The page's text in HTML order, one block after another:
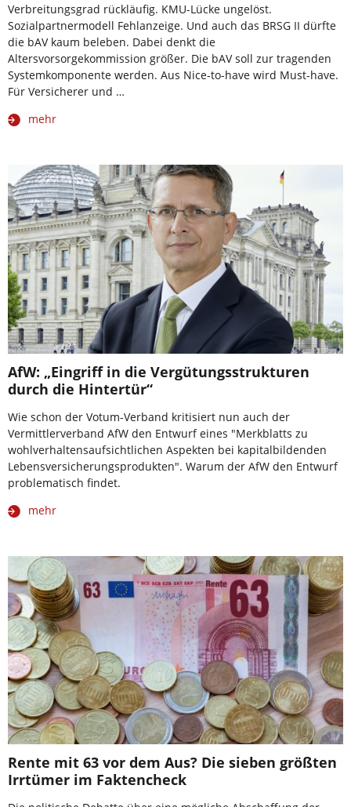
Verbreitungsgrad rückläufig. KMU-Lücke ungelöst.
Sozialpartnermodell Fehlanzeige. Und auch das BRSG II dürfte
die bAV kaum beleben. Dabei denkt die
Altersvorsorgekommission größer. Die bAV soll zur tragenden
Systemkomponente werden. Aus Nice-to-have wird Must-have.
Für Versicherer und …
mehr
AfW: „Eingriff in die Vergütungsstrukturen
durch die Hintertür“
Wie schon der Votum-Verband kritisiert nun auch der
Vermittlerverband AfW den Entwurf eines "Merkblatts zu
wohlverhaltensaufsichtlichen Aspekten bei kapitalbildenden
Lebensversicherungsprodukten". Warum der AfW den Entwurf
problematisch findet.
mehr
Rente mit 63 vor dem Aus? Die sieben größten
Irrtümer im Faktencheck